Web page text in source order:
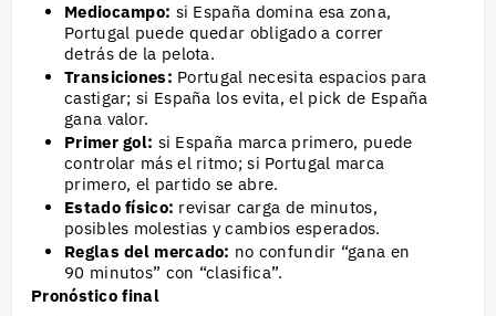
Mediocampo: si España domina esa zona,
Portugal puede quedar obligado a correr
detrás de la pelota.
Transiciones: Portugal necesita espacios para
castigar; si España los evita, el pick de España
gana valor.
Primer gol: si España marca primero, puede
controlar más el ritmo; si Portugal marca
primero, el partido se abre.
Estado físico: revisar carga de minutos,
posibles molestias y cambios esperados.
Reglas del mercado: no confundir “gana en
90 minutos” con “clasifica”.
Pronóstico final